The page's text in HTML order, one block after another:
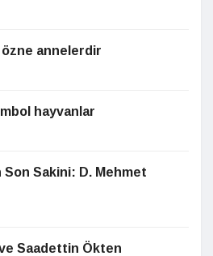
özne annelerdir
hayvanlar
Son Sakini: D. Mehmet
Saadettin Ökten